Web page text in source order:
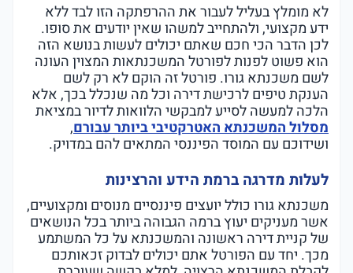
לא מומלץ בעליל לעבור את ההרפתקה הזו לבד ללא
ידע מקצועי, ולהתחייב למשהו שאין יודעים את סופו.
לכן הדבר הכי חכם שאתם יכולים לעשות בנושא הזה
הוא פשוט לפנות לפורטל המשכנתאות המצוין העונה
לשם משכנתא גורו. פורטל זה הוקם לא רק לשם
הענקת טיפים לרכישת דירה וכל מה שנכלל בכך, אלא
הלכה למעשה לסייע למבקשי הלוואות לדיור במציאת
מסלול המשכנתא האטרקטיבי ביותר עבורם,
ושידוכם עם המוסד הפיננסי המתאים להם במדויק.
לעלות מדרגה ברמת הידע והרצינות
משכנתא גורו כולל יועצים פיננסיים מנוסים ומקצועיים,
אשר מעניקים יעוץ ברמה הגבוהה ביותר בכל הנושאים
של קניית דירה ראשונה והמשכנתא על כל המשתמע
מכך. יחד עם הפורטל אתם יכולים לבדוק זכאותכם